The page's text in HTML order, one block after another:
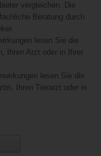
vergleichen. Die
Beratung durch
lesen Sie die
Ihren Arzt oder in Ihrer
lesen Sie die
Ihren Tierarzt oder in